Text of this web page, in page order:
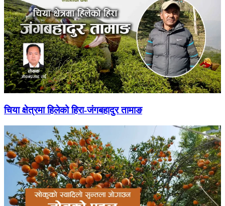
चिया क्षेत्रमा हिलेको हिरा-जंगबहादुर तामाङ